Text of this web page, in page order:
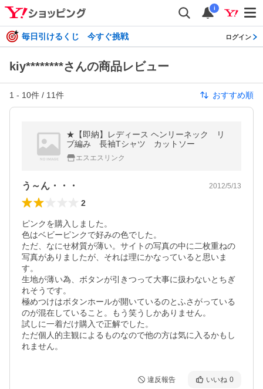
i
毎日引けるくじ 今すぐ挑戦 ログイン
kiy********さんの商品レビュー
1 - 10件 / 11件 おすすめ順
★【即納】レディース ヘンリーネック リ
ブ編み 長袖Tシャツ カットソー
エスエスリンク
う～ん・・・ 2012/5/13
2
ピンクを購入しました。
色はベビーピンクで好みの色でした。
ただ、なにせ材質が薄い。サイトの写真の中に二枚重ねの
写真がありましたが、それは理にかなっていると思いま
す。
生地が薄い為、ボタンが引きつって大事に扱わないとちぎ
れそうです。
極めつけはボタンホールが開いているのとふさがっている
のが混在していること。もう笑うしかありません。
試しに一着だけ購入で正解でした。
ただ個人的主観によるものなので他の方は気に入るかもし
れません。
違反報告 いいね 0